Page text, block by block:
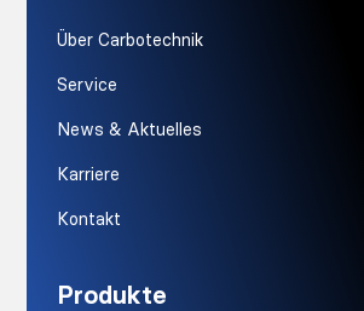
Über Carbotechnik
Service
News & Aktuelles
Karriere
Kontakt
Produkte